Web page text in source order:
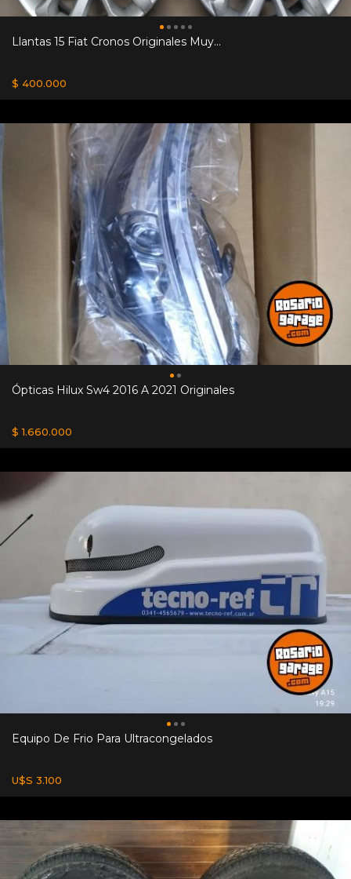
Llantas 15 Fiat Cronos Originales Muy...
$ 400.000
Ópticas Hilux Sw4 2016 A 2021 Originales
$ 1.660.000
Equipo De Frio Para Ultracongelados
U$S 3.100